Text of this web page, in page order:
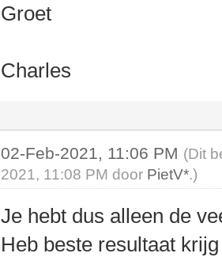
Groet
Charles
02-Feb-2021, 11:06 PM (Dit
2021, 11:08 PM door PietV*.)
Je hebt dus alleen de
Heb beste resultaat